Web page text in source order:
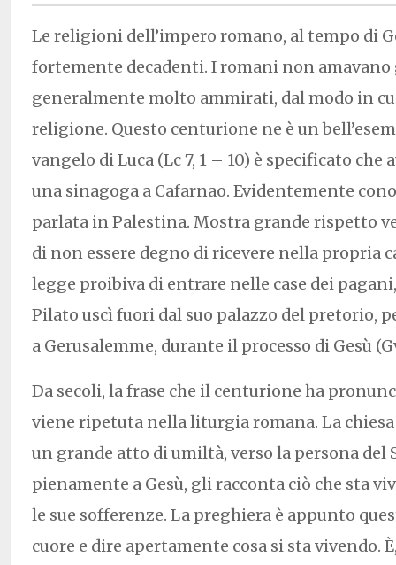
Le religioni dell’impero romano, al tempo di
fortemente decadenti. I romani non amavano
generalmente molto ammirati, dal modo in
religione. Questo centurione ne è un
vangelo di Luca (Lc 7, 1 – 10) è specificato che
una sinagoga a Cafarnao. Evidentemente
parlata in Palestina. Mostra grande rispetto
di non essere degno di ricevere nella propria
legge proibiva di entrare nelle case dei
Pilato uscì fuori dal suo palazzo del pretorio,
a Gerusalemme, durante il processo di Gesù
Da secoli, la frase che il centurione ha
viene ripetuta nella liturgia romana. La
un grande atto di umiltà, verso la persona del
pienamente a Gesù, gli racconta ciò che sta
le sue sofferenze. La preghiera è appunto
cuore e dire apertamente cosa si sta vivendo.